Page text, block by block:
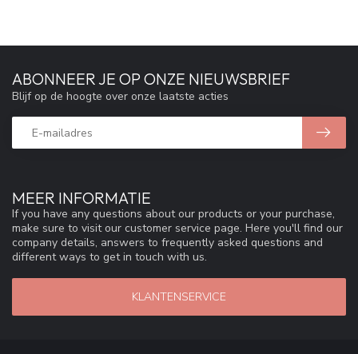
MEER INFORMATIE
If you have any questions about our products or your purchase,
make sure to visit our customer service page. Here you'll find our
company details, answers to frequently asked questions and
different ways to get in touch with us.
KLANTENSERVICE
ABONNEER JE OP ONZE NIEUWSBRIEF
Blijf op de hoogte over onze laatste acties